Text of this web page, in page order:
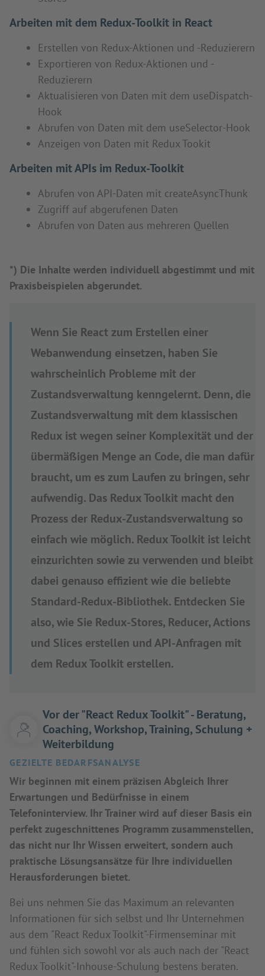
Arbeiten mit dem Redux-Toolkit in React
Erstellen von Redux-Aktionen und -Reduzierern
Exportieren von Redux-Aktionen und -
Reduzierern
Aktualisieren von Daten mit dem useDispatch-
Hook
Abrufen von Daten mit dem useSelector-Hook
Anzeigen von Daten mit Redux Tookit
Arbeiten mit APIs im Redux-Toolkit
Abrufen von API-Daten mit createAsyncThunk
Zugriff auf abgerufenen Daten
Abrufen von Daten aus mehreren Quellen
*) Die Inhalte werden individuell abgestimmt und mit
Praxisbeispielen abgerundet.
Wenn Sie React zum Erstellen einer
Webanwendung einsetzen, haben Sie
wahrscheinlich Probleme mit der
Zustandsverwaltung kenngelernt. Denn, die
Zustandsverwaltung mit dem klassischen
Redux ist wegen seiner Komplexität und der
übermäßigen Menge an Code, die man dafür
braucht, um es zum Laufen zu bringen, sehr
aufwendig. Das Redux Toolkit macht den
Prozess der Redux-Zustandsverwaltung so
einfach wie möglich. Redux Toolkit ist leicht
einzurichten sowie zu verwenden und bleibt
dabei genauso effizient wie die beliebte
Standard-Redux-Bibliothek. Entdecken Sie
also, wie Sie Redux-Stores, Reducer, Actions
und Slices erstellen und API-Anfragen mit
dem Redux Toolkit erstellen.
Vor der "React Redux Toolkit" - Beratung,
Coaching, Workshop, Training, Schulung +
Weiterbildung
GEZIELTE BEDARFSANALYSE
Wir beginnen mit einem präzisen Abgleich Ihrer
Erwartungen und Bedürfnisse in einem
Telefoninterview. Ihr Trainer wird auf dieser Basis ein
perfekt zugeschnittenes Programm zusammenstellen,
das nicht nur Ihr Wissen erweitert, sondern auch
praktische Lösungsansätze für Ihre individuellen
Herausforderungen bietet.
Bei uns nehmen Sie das Maximum an relevanten
Informationen für sich selbst und Ihr Unternehmen
aus dem "React Redux Toolkit"-Firmenseminar mit
und fühlen sich sowohl vor als auch nach der "React
Redux Toolkit"-Inhouse-Schulung bestens beraten.